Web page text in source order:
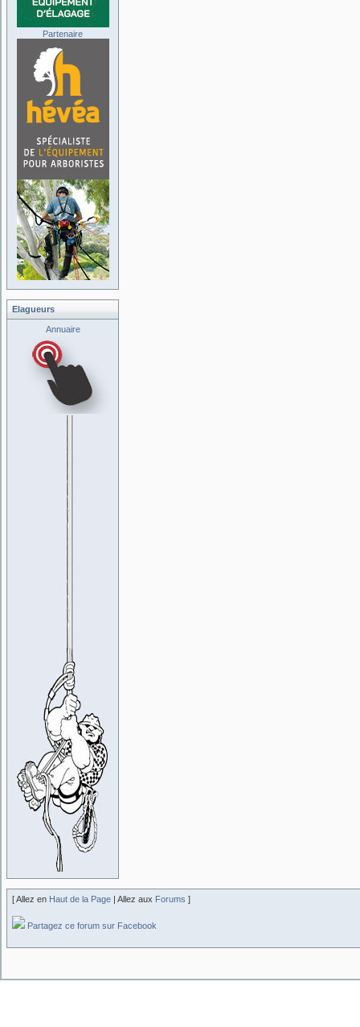
Partenaire
Elagueurs
Annuaire
[ Allez en Haut de la Page | Allez aux Forums ]
Partagez ce forum sur Facebook